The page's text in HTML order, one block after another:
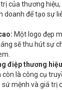
của thương
doanh để tạo sự
Một logo đẹp
sẽ thu hút sự
điệp thương
còn là công cụ
sứ mệnh và giá trị